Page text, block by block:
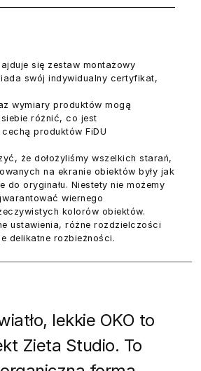
się zestaw montażowy
swój indywidualny certyfikat,
wymiary produktów mogą
różnić, co jest
produktów FiDU
że dołożyliśmy wszelkich starań,
na ekranie obiektów były jak
do oryginału. Niestety nie możemy
wiernego
kolorów obiektów.
ustawienia, różne rozdzielczości
delikatne rozbieżności.
lekkie OKO to
Zieta Studio. To